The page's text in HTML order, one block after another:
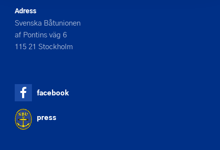
Adress
Svenska Båtunionen
af Pontins väg 6
115 21 Stockholm
facebook
press